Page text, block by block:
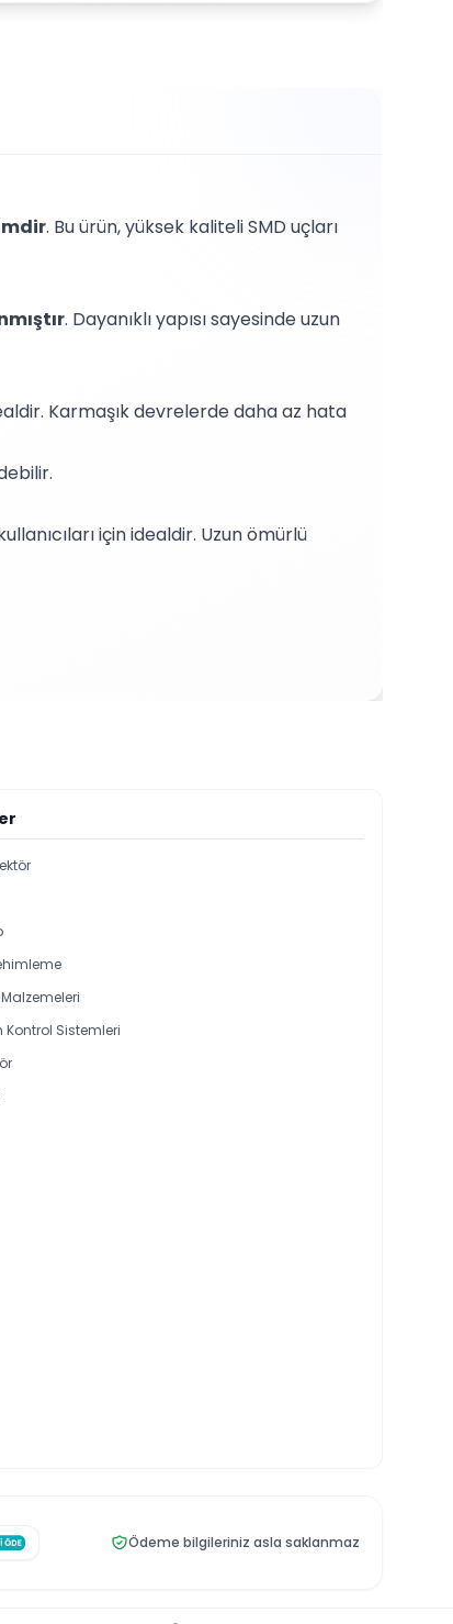
. Bu ürün, yüksek kaliteli SMD uçları
. Dayanıklı yapısı sayesinde uzun
Karmaşık devrelerde daha az hata
için idealdir. Uzun ömürlü
Sistemleri
Ödeme bilgileriniz asla saklanmaz